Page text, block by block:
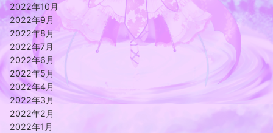
2022年10月
2022年9月
2022年8月
2022年7月
2022年6月
2022年5月
2022年4月
2022年3月
2022年2月
2022年1月